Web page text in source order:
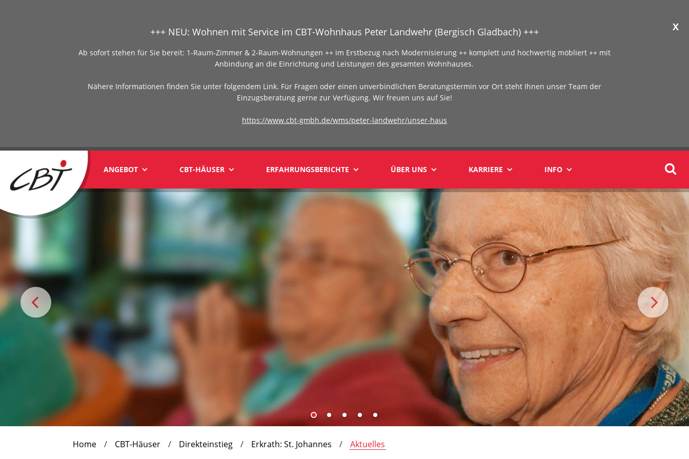
X
+++ NEU: Wohnen mit Service im CBT-Wohnhaus Peter Landwehr (Bergisch Gladbach) +++
Ab sofort stehen für Sie bereit: 1-Raum-Zimmer & 2-Raum-Wohnungen ++ im Erstbezug nach Modernisierung ++ komplett und hochwertig möbliert ++ mit
Anbindung an die Einrichtung und Leistungen des gesamten Wohnhauses.
Nähere Informationen finden Sie unter folgendem Link. Für Fragen oder einen unverbindlichen Beratungstermin vor Ort steht Ihnen unser Team der
Einzugsberatung gerne zur Verfügung. Wir freuen uns auf Sie!
https://www.cbt-gmbh.de/wms/peter-landwehr/unser-haus
ANGEBOT CBT-HÄUSER ERFAHRUNGSBERICHTE ÜBER UNS KARRIERE INFO
Home CBT-Häuser Direkteinstieg Erkrath: St. Johannes Aktuelles